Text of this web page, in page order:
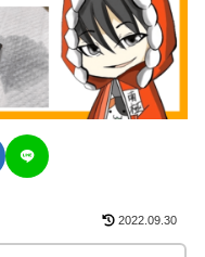
2022.09.30